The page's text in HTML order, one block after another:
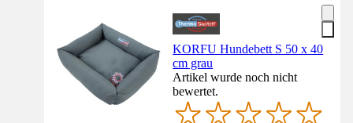
KORFU Hundebett S 50 x 40
cm grau
Artikel wurde noch nicht
bewertet.